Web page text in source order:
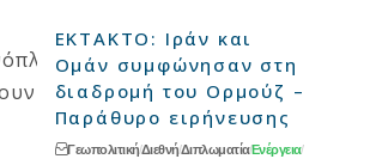
ΕΚΤΑΚΤΟ: Ιράν και
Ομάν συμφώνησαν στη
διαδρομή του Ορμούζ –
Παράθυρο ειρήνευσης
ΓεωπολιτικήΔιεθνήΔιπλωματίαΕνέργεια